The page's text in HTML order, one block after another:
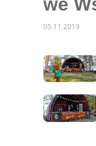
we
05.11.2019